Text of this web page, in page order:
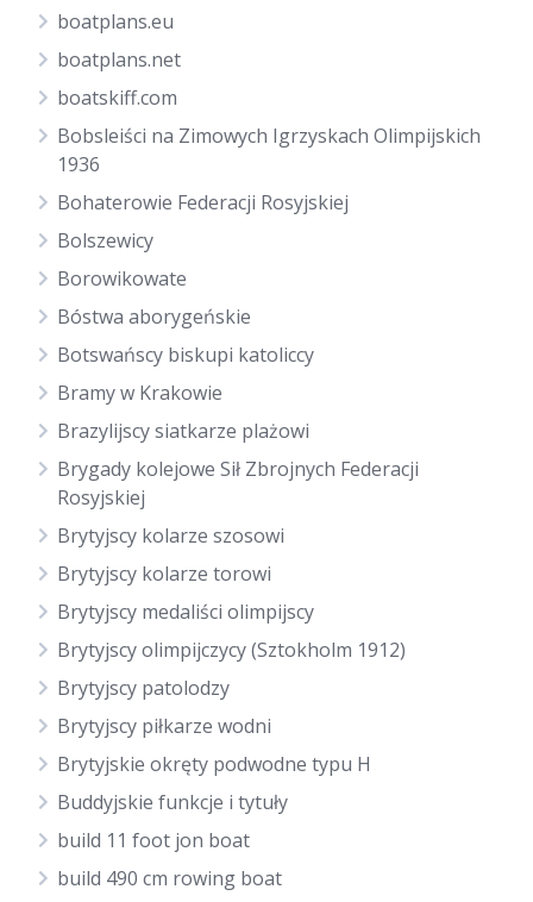
boatplans.eu
boatplans.net
boatskiff.com
Bobsleiści na Zimowych Igrzyskach Olimpijskich
1936
Bohaterowie Federacji Rosyjskiej
Bolszewicy
Borowikowate
Bóstwa aborygeńskie
Botswańscy biskupi katoliccy
Bramy w Krakowie
Brazylijscy siatkarze plażowi
Brygady kolejowe Sił Zbrojnych Federacji
Rosyjskiej
Brytyjscy kolarze szosowi
Brytyjscy kolarze torowi
Brytyjscy medaliści olimpijscy
Brytyjscy olimpijczycy (Sztokholm 1912)
Brytyjscy patolodzy
Brytyjscy piłkarze wodni
Brytyjskie okręty podwodne typu H
Buddyjskie funkcje i tytuły
build 11 foot jon boat
build 490 cm rowing boat